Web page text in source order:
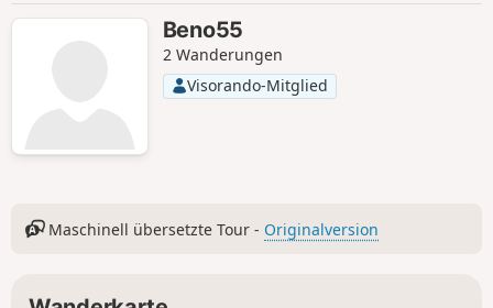
Beno55
2 Wanderungen
Visorando-Mitglied
Maschinell übersetzte Tour - Originalversion